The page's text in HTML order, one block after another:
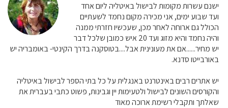
ישנם עשרות מקומות לבישול באיטליה ליום אחד
ועד שבוע ימים, אני מכירה מקום נחמד לשעתיים
הכולל גם ארוחה לאחר מכן, שעכשיו חזרתי ממנה
והיה נחמד והיא מזוג ועד 20 איש כמובן שלכל דבר
יש מחיר......אם את מעונינית אבל....בטוסקנה בדרך הקינטי- באומבריה יש
באורבייטו סדנא.
יש אתרים רבים באינטרנט באנגלית על כל בתי הספר לבישול באיטליה
והקורסים השונים לבישול ולטעימות יין וגבינות, פשוט כתבי בעברית את
שאלתך ותקבלי רשימת ארוכה מאוד